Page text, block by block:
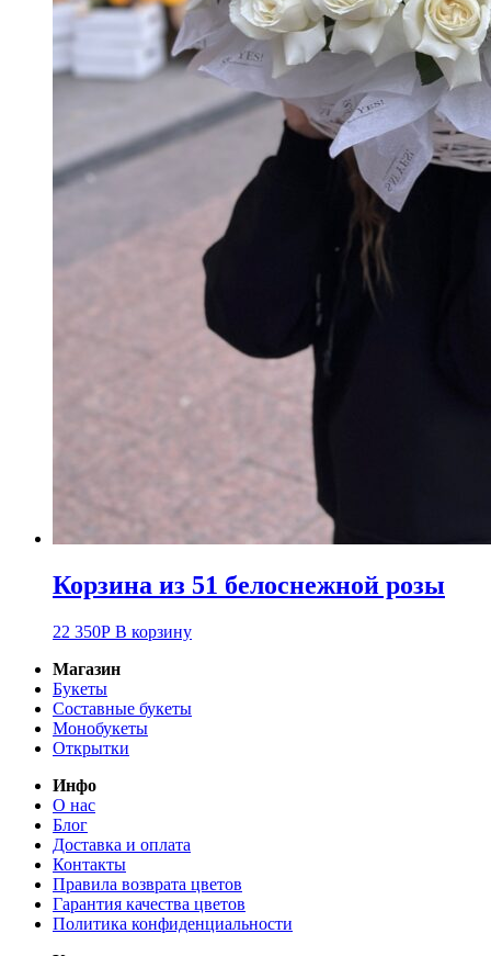
Корзина из 51 белоснежной розы
22 350Р В корзину
Магазин
Букеты
Составные букеты
Монобукеты
Открытки
Инфо
О нас
Блог
Доставка и оплата
Контакты
Правила возврата цветов
Гарантия качества цветов
Политика конфиденциальности